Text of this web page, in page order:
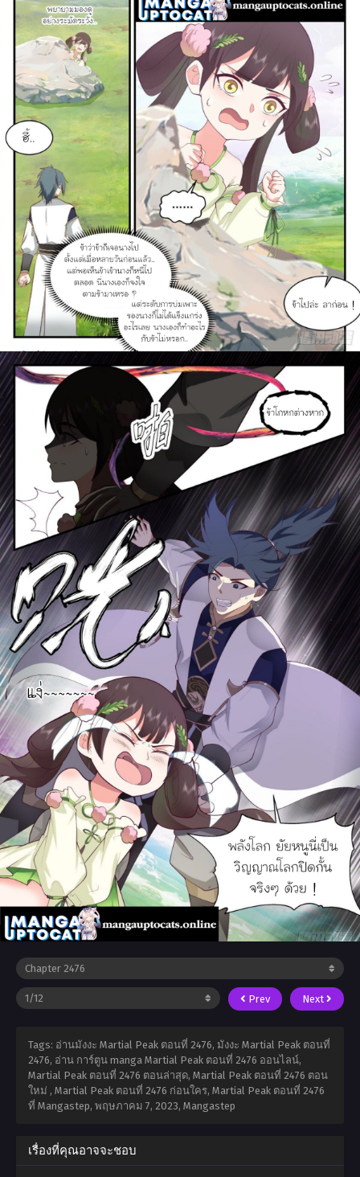
Prev Next
Tags: อ่านมังงะ Martial Peak ตอนที่ 2476, มังงะ Martial Peak ตอนที่
2476, อ่าน การ์ตูน manga Martial Peak ตอนที่ 2476 ออนไลน์,
Martial Peak ตอนที่ 2476 ตอนล่าสุด, Martial Peak ตอนที่ 2476 ตอน
ใหม่ , Martial Peak ตอนที่ 2476 ก่อนใคร, Martial Peak ตอนที่ 2476
ที่ Mangastep, พฤษภาคม 7, 2023, Mangastep
เรื่องที่คุณอาจจะชอบ